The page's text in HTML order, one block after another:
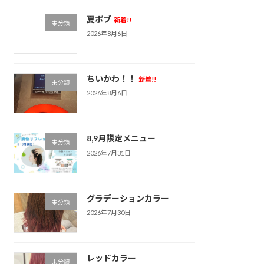
未分類 夏ボブ 新着!!
2026年8月6日
未分類 ちいかわ！！
新着!!
2026年8月6日
未分類 8,9月限定メニュー
2026年7月31日
未分類 グラデーションカラー
2026年7月30日
未分類 レッドカラー